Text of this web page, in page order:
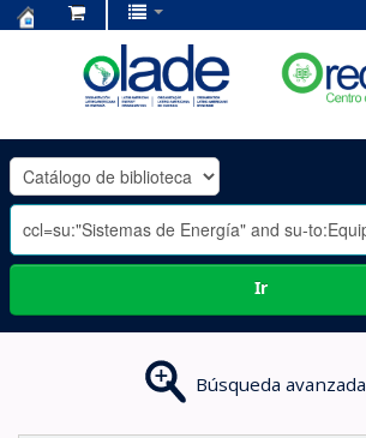
OLADE
-
Ir
Búsqueda avanzada